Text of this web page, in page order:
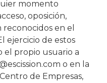
momento
oposición,
en el
ejercicio de estos
el propio usuario a
o en la
de Empresas,